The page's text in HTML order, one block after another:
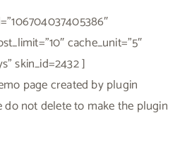
cache_unit=”5″
skin_id=2432 ]
page created by plugin
do not delete to make the plugin